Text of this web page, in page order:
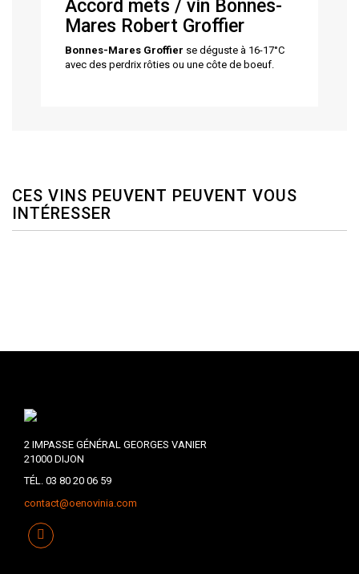
Accord mets / vin Bonnes-
Mares Robert Groffier
Bonnes-Mares Groffier se déguste à 16-17°C
avec des perdrix rôties ou une côte de boeuf.
CES VINS PEUVENT PEUVENT VOUS
INTÉRESSER
2 IMPASSE GÉNÉRAL GEORGES VANIER
21000 DIJON
TÉL. 03 80 20 06 59
contact@oenovinia.com